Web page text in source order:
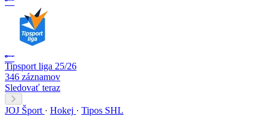
Tipsport liga 25/26
346 záznamov
Sledovať teraz
JOJ Šport · Hokej · Tipos SHL